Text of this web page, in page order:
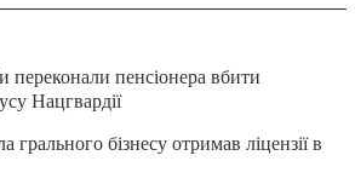
переконали пенсіонера вбити
Нацгвардії
грального бізнесу отримав ліцензії в